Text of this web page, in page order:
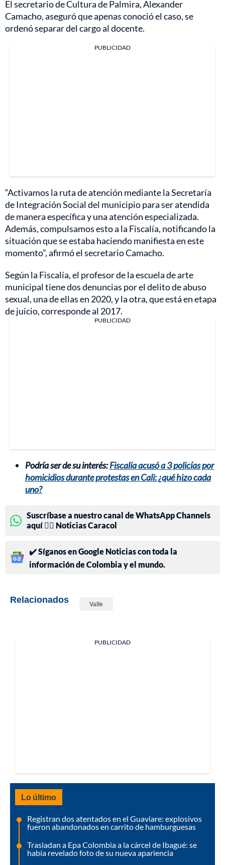
El secretario de Cultura de Palmira, Alexander
Camacho, aseguró que apenas conoció el caso, se
ordenó separar del cargo al docente.
PUBLICIDAD
“Activamos la ruta de atención mediante la Secretaría
de Integración Social del municipio para ser atendida
de manera específica y una atención especializada.
Además, compulsamos esto a la Fiscalía, notificando la
situación que se estaba haciendo manifiesta en este
momento”, afirmó el secretario Camacho.
Según la Fiscalía, el profesor de la escuela de arte
municipal tiene dos denuncias por el delito de abuso
sexual, una de ellas en 2020, y la otra, que está en etapa
de juicio, corresponde al 2017.
PUBLICIDAD
Podría ser de su interés:Fiscalía acusó a 3 policías por
homicidios durante protestas en Cali: ¿qué hizo cada
uno?
Suscríbase a nuestro canal de WhatsApp Channels
aquí 👉🏻 Noticias Caracol
✔️ Síganos en Google Noticias con toda la
información de Colombia y el mundo.
Relacionados Valle
PUBLICIDAD
Lo último
Registran dos atentados en el Guaviare: explosivos
fueron abandonados en carrito de hamburguesas
Trasladan a Epa Colombia a la cárcel de Ibagué: se
había revelado foto de su nueva apariencia